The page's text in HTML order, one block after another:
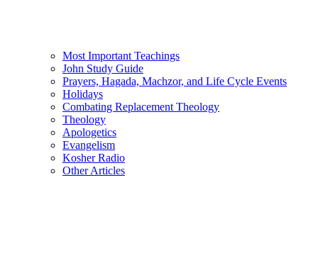
Most Important Teachings
John Study Guide
Prayers, Hagada, Machzor, and Life Cycle Events
Holidays
Combating Replacement Theology
Theology
Apologetics
Evangelism
Kosher Radio
Other Articles